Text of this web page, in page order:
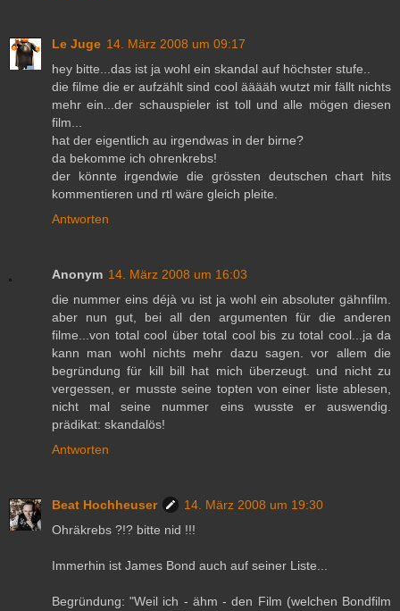
Le Juge 14. März 2008 um 09:17
hey bitte...das ist ja wohl ein skandal auf höchster stufe..
die filme die er aufzählt sind cool ääääh wutzt mir fällt nichts
mehr ein...der schauspieler ist toll und alle mögen diesen
film...
hat der eigentlich au irgendwas in der birne?
da bekomme ich ohrenkrebs!
der könnte irgendwie die grössten deutschen chart hits
kommentieren und rtl wäre gleich pleite.
Antworten
Anonym 14. März 2008 um 16:03
die nummer eins déjà vu ist ja wohl ein absoluter gähnfilm.
aber nun gut, bei all den argumenten für die anderen
filme...von total cool über total cool bis zu total cool...ja da
kann man wohl nichts mehr dazu sagen. vor allem die
begründung für kill bill hat mich überzeugt. und nicht zu
vergessen, er musste seine topten von einer liste ablesen,
nicht mal seine nummer eins wusste er auswendig.
prädikat: skandalös!
Antworten
Beat Hochheuser
14. März 2008 um 19:30
Ohräkrebs ?!? bitte nid !!!
Immerhin ist James Bond auch auf seiner Liste...
Begründung: "Weil ich - ähm - den Film (welchen Bondfilm